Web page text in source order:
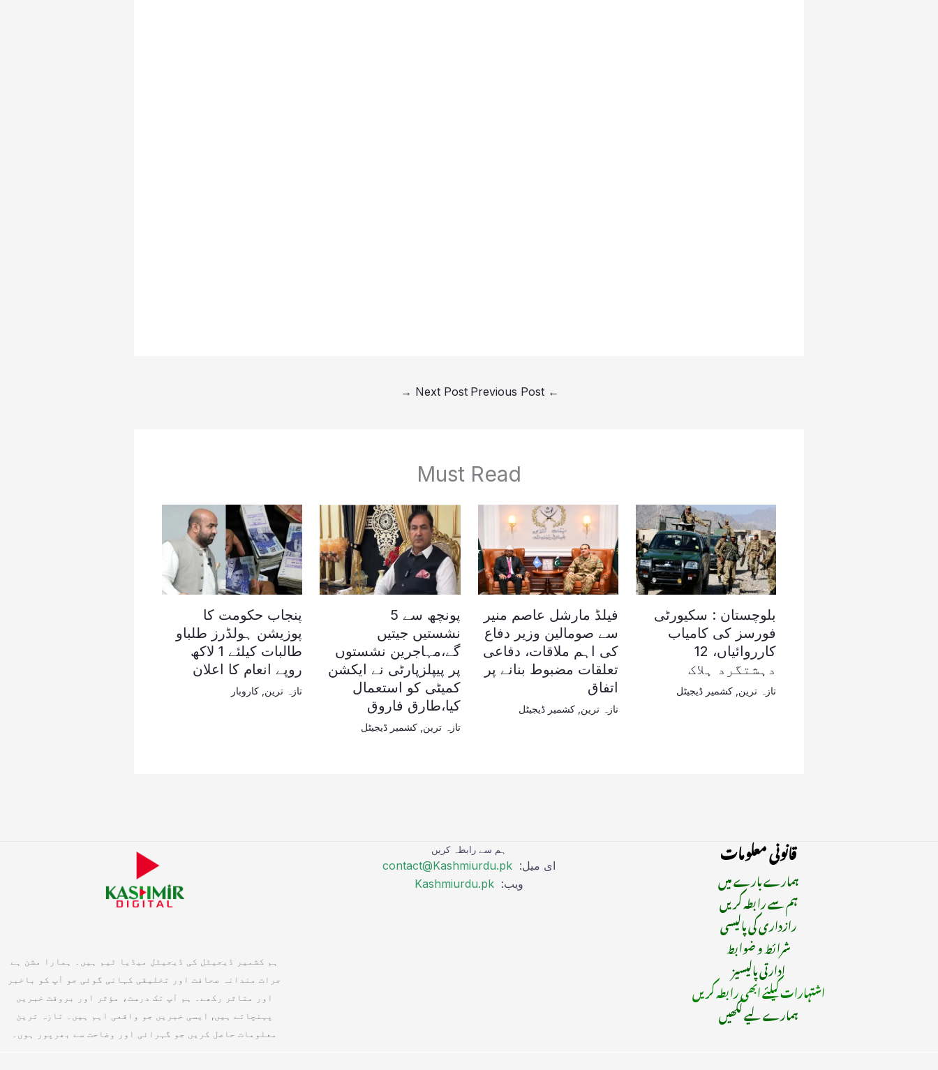
←
Next Post
→
Must Read
بلوچستان : سکیورٹی
فورسز کی کامیاب
کارروائیاں، 12
دہشتگرد ہلاک
تازہ ترین کشمیر ڈیجیٹل
فیلڈ مارشل عاصم منیر
سے صومالین وزیر دفاع
کی اہم ملاقات، دفاعی
تعلقات مضبوط بنانے پر
اتفاق
تازہ ترین ,کشمیر ڈیجیٹل
پونچھ سے 5
نشستیں جیتیں
گے،مہاجرین نشستوں
پر پیپلزپارٹی نے ایکشن
کمیٹی کو استعمال
کیا،طارق فاروق
تازہ ترین ,کشمیر ڈیجیٹل
پنجاب حکومت کا
پوزیشن ہولڈرز طلباو
طالبات کیلئے 1 لاکھ
روپے انعام کا اعلان
تازہ ترین کاروبار
قانونی معلومات
ہمارے بارے میں
ہم سے رابطہ کریں
رازداری کی پالیسی
شرائط و ضوابط
ادارتی پالیسیز
اشتہارات کیلئے ابھی رابطہ کریں
ہمارے لیے لکھیں
ہم سے رابطہ کریں
ای میل: contact@Kashmiurdu.pk
ویب: Kashmiurdu.pk
ہم کشمیر ڈیجیٹل کی ڈیجیٹل میڈیا ٹیم ہیں۔ ہمارا مشن ہے
جرات مندانہ صحافت اور تخلیقی کہانی گوئی جو آپ کو باخبر
اور متاثر رکھے۔ ہم آپ تک درست، مؤثر اور بروقت خبریں
پہنچاتے ہیں, ایسی خبریں جو واقعی اہم ہیں۔ تازہ ترین
معلومات حاصل کریں جو گہرائی اور وضاحت سے بھرپور ہوں۔